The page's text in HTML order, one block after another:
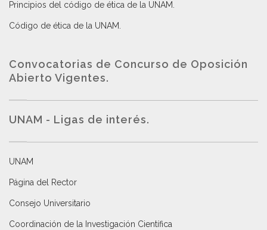
Principios del código de ética de la UNAM
Código de ética de la UNAM
Convocatorias de Concurso de Oposición
Abierto Vigentes.
UNAM - Ligas de interés.
UNAM
Página del Rector
Consejo Universitario
Coordinación de la Investigación Científica